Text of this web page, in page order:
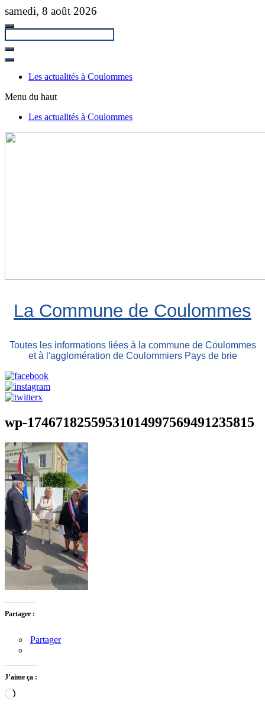
Passer
contenu
principal
samedi, 8 août 2026
Fermer
rechercheLes actualités à Coulommes
Menu du haut
Les actualités à Coulommes
La Commune de Coulommes
Toutes les informations liées à la commune de Coulommes
et à l'agglomération de Coulommiers Pays de brie
wp-17467182559531014997569491235815
Partager :
Partager
J’aime ça :
Chargement…